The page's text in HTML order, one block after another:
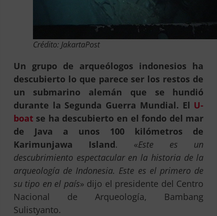
Crédito: JakartaPost
Un grupo de arqueólogos indonesios ha
descubierto lo que parece ser los restos de
un submarino alemán que se hundió
durante la Segunda Guerra Mundial. El U-
boat se ha descubierto en el fondo del mar
de Java a unos 100 kilómetros de
Karimunjawa Island. «Este es un
descubrimiento espectacular en la historia de la
arqueología de Indonesia. Este es el primero de
su tipo en el país» dijo el presidente del Centro
Nacional de Arqueología, Bambang
Sulistyanto.